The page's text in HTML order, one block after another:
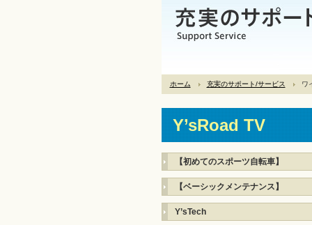
ホーム 充実のサポート/サービス ワ
Y’sRoad TV
【初めてのスポーツ自転車】
【ベーシックメンテナンス】
Y’sTech